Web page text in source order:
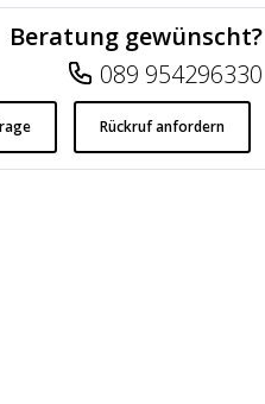
Beratung gewünscht?
089 954296330
Rückruf anfordern